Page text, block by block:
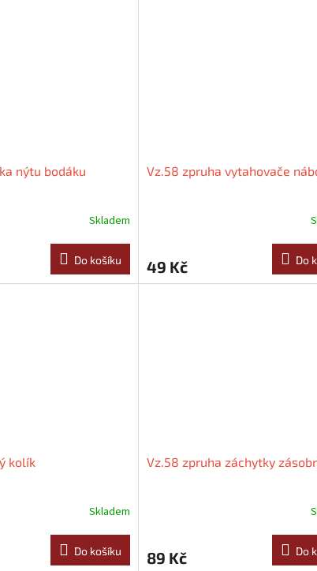
nýtu bodáku
Skladem
Do košíku
Vz.58 zpruha vytahovače
49 Kč Do
kolík
Skladem
Do košíku
Vz.58 zpruha záchytky
89 Kč Do